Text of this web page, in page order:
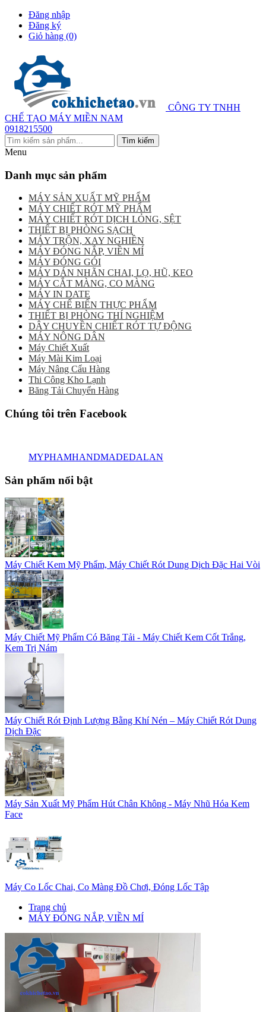
Đăng nhập
Đăng ký
Giỏ hàng (0)
CÔNG TY TNHH
CHẾ TẠO MÁY MIỀN NAM
0918215500
Menu
Danh mục sản phẩm
MÁY SẢN XUẤT MỸ PHẨM
MÁY CHIẾT RÓT MỸ PHẨM
MÁY CHIẾT RÓT DỊCH LỎNG, SỆT
THIẾT BỊ PHÒNG SẠCH
MÁY TRỘN, XAY NGHIỀN
MÁY ĐÓNG NẮP, VIỀN MÍ
MÁY ĐÓNG GÓI
MÁY DÁN NHÃN CHAI, LỌ, HŨ, KEO
MÁY CẮT MÀNG, CO MÀNG
MÁY IN DATE
MÁY CHẾ BIẾN THỰC PHẨM
THIẾT BỊ PHÒNG THÍ NGHIỆM
DÂY CHUYỀN CHIẾT RÓT TỰ ĐỘNG
MÁY NÔNG DÂN
Máy Chiết Xuất
Máy Mài Kim Loại
Máy Nâng Cẩu Hàng
Thi Công Kho Lạnh
Băng Tải Chuyển Hàng
Chúng tôi trên Facebook
MYPHAMHANDMADEDALAN
Sản phẩm nổi bật
Máy Chiết Kem Mỹ Phẩm, Máy Chiết Rót Dung Dịch Đặc Hai Vòi
Máy Chiết Mỹ Phẩm Có Băng Tải - Máy Chiết Kem Cốt Trắng,
Kem Trị Nám
Máy Chiết Rót Định Lượng Bằng Khí Nén – Máy Chiết Rót Dung
Dịch Đặc
Máy Sản Xuất Mỹ Phẩm Hút Chân Không - Máy Nhũ Hóa Kem
Face
Máy Co Lốc Chai, Co Màng Đồ Chơi, Đóng Lốc Tập
Trang chủ
MÁY ĐÓNG NẮP, VIỀN MÍ